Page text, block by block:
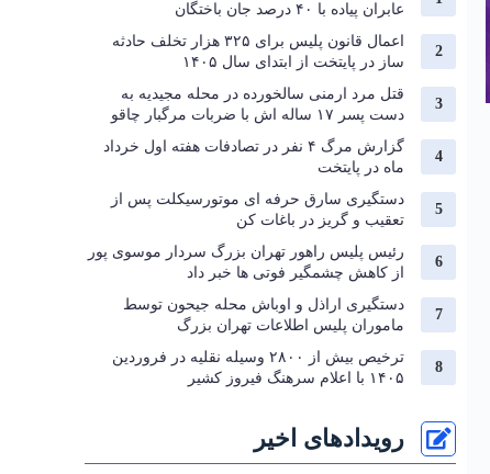
عابران پیاده با ۴۰ درصد جان‌ باختگان
اعمال قانون پلیس برای ۳۲۵ هزار تخلف حادثه
ساز در پایتخت از ابتدای سال ۱۴۰۵
قتل مرد ارمنی سالخورده در محله مجیدیه به
دست پسر ۱۷ ساله اش با ضربات مرگبار چاقو
گزارش مرگ ۴ نفر در تصادفات هفته اول خرداد
ماه در پایتخت
دستگیری سارق حرفه‌ ای موتورسیکلت پس از
تعقیب و گریز در باغات کن
رئیس پلیس راهور تهران بزرگ سردار موسوی پور
از کاهش چشمگیر فوتی ها خبر داد
دستگیری اراذل و اوباش محله جیحون توسط
ماموران پلیس اطلاعات تهران بزرگ
ترخیص بیش از ۲۸۰۰ وسیله نقلیه در فروردین
۱۴۰۵ با اعلام سرهنگ فیروز کشیر
رویدادهای اخیر